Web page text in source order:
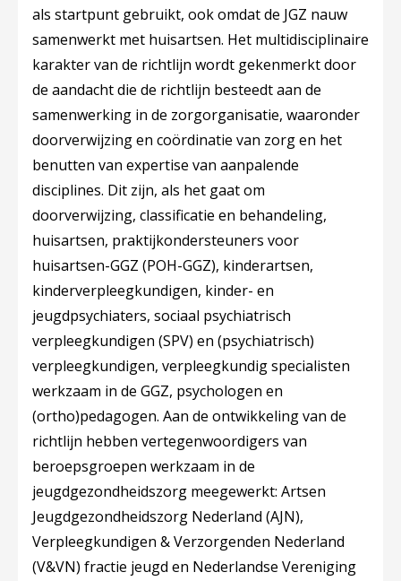
als startpunt gebruikt, ook omdat de JGZ nauw
samenwerkt met huisartsen. Het multidisciplinaire
karakter van de richtlijn wordt gekenmerkt door
de aandacht die de richtlijn besteedt aan de
samenwerking in de zorgorganisatie, waaronder
doorverwijzing en coördinatie van zorg en het
benutten van expertise van aanpalende
disciplines. Dit zijn, als het gaat om
doorverwijzing, classificatie en behandeling,
huisartsen, praktijkondersteuners voor
huisartsen-GGZ (POH-GGZ), kinderartsen,
kinderverpleegkundigen, kinder- en
jeugdpsychiaters, sociaal psychiatrisch
verpleegkundigen (SPV) en (psychiatrisch)
verpleegkundigen, verpleegkundig specialisten
werkzaam in de GGZ, psychologen en
(ortho)pedagogen. Aan de ontwikkeling van de
richtlijn hebben vertegenwoordigers van
beroepsgroepen werkzaam in de
jeugdgezondheidszorg meegewerkt: Artsen
Jeugdgezondheidszorg Nederland (AJN),
Verpleegkundigen & Verzorgenden Nederland
(V&VN) fractie jeugd en Nederlandse Vereniging